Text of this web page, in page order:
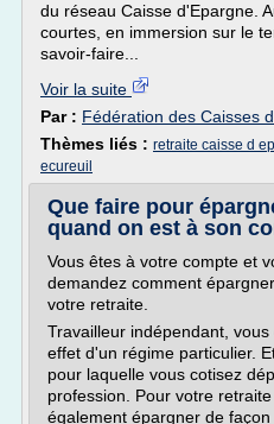
du réseau Caisse d'Epargne.
courtes, en immersion sur le
savoir-faire...
Voir la suite
Par : Fédération des Caisses
Thèmes liés : retraite caisse d
ecureuil
Que faire pour
quand on est à son
Vous êtes à votre compte et
demandez comment
votre retraite.
Travailleur indépendant,
effet d'un régime particulier.
pour laquelle vous cotisez
profession. Pour votre
également épargner de